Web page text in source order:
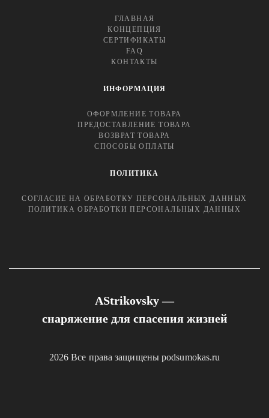
ГЛАВНАЯ
КОНЦЕПЦИЯ
СЕРТИФИКАТЫ
FAQ
КОНТАКТЫ
ИНФОРМАЦИЯ
ОФОРМЛЕНИЕ ТОВАРА
ПРЕДОСТАВЛЕНИЕ ТОВАРА
ВОЗВРАТ ТОВАРА
СПОСОБЫ ОПЛАТЫ
ПОЛИТИКА
СОГЛАСИЕ НА ОБРАБОТКУ ПЕРСОНАЛЬНЫХ ДАННЫХ
ПОЛИТИКА ОБРАБОТКИ ПЕРСОНАЛЬНЫХ ДАННЫХ
AStrikovsky —
снаряжение для спасения жизней
2026 Все права защищены podsumokas.ru